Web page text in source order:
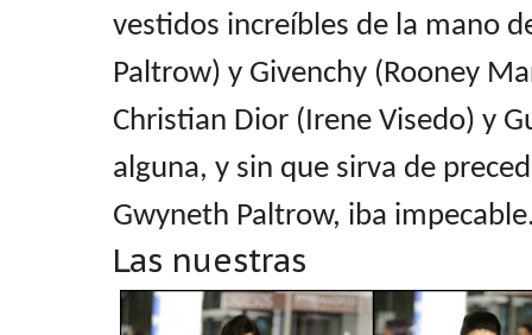
vestidos increíbles de la mano
Paltrow) y Givenchy (Rooney
Christian Dior (Irene Visedo) y
alguna, y sin que sirva de
Gwyneth Paltrow, iba
Las nuestras